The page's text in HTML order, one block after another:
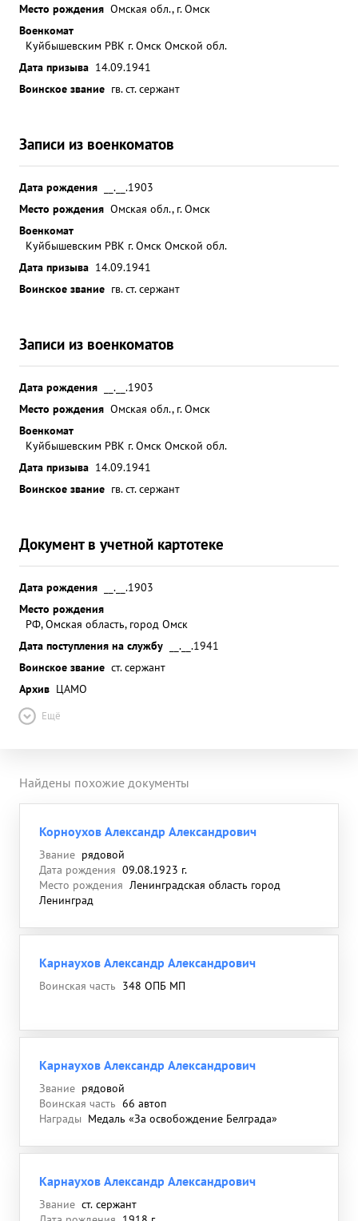
Место рождения Омская обл., г. Омск
Военкомат
Куйбышевским РВК г. Омск Омской обл.
Дата призыва 14.09.1941
Воинское звание гв. ст. сержант
Записи из военкоматов
Дата рождения
__.__.1903
Место рождения Омская обл., г. Омск
Военкомат
Куйбышевским РВК г. Омск Омской обл.
Дата призыва 14.09.1941
Воинское звание гв. ст. сержант
Записи из военкоматов
Дата рождения
__.__.1903
Место рождения Омская обл., г. Омск
Военкомат
Куйбышевским РВК г. Омск Омской обл.
Дата призыва 14.09.1941
Воинское звание гв. ст. сержант
Документ в учетной картотеке
Дата рождения
__.__.1903
Место рождения
РФ, Омская область, город Омск
Дата поступления на службу
__.__.1941
Воинское звание ст. сержант
Архив ЦАМО
Ещё
Найдены похожие документы
Корноухов Александр Александрович
Звание рядовой
Дата рождения 09.08.1923 г.
Место рождения Ленинградская область город
Ленинград
Карнаухов Александр Александрович
Воинская часть 348 ОПБ МП
Карнаухов Александр Александрович
Звание рядовой
Воинская часть 66 автоп
Награды Медаль «За освобождение Белграда»
Карнаухов Александр Александрович
Звание ст. сержант